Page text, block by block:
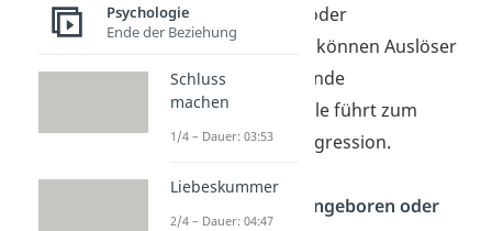
Überforderung oder
Normverletzung können Auslöser
sein. Unzureichende
Emotionskontrolle führt zum
Ausbruch der Aggression.
Ist Aggression angeboren oder
Psychologie
Ende der Beziehung
Schluss
machen
1/4 – Dauer: 03:53
Liebeskummer
2/4 – Dauer: 04:47